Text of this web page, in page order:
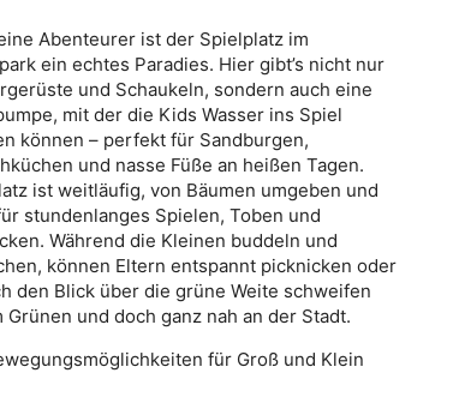
Abenteurer ist der Spielplatz im
ein echtes Paradies. Hier gibt’s nicht nur
und Schaukeln, sondern auch eine
mit der die Kids Wasser ins Spiel
können – perfekt für Sandburgen,
und nasse Füße an heißen Tagen.
ist weitläufig, von Bäumen umgeben und
stundenlanges Spielen, Toben und
Während die Kleinen buddeln und
können Eltern entspannt picknicken oder
den Blick über die grüne Weite schweifen
und doch ganz nah an der Stadt.
für Groß und Klein